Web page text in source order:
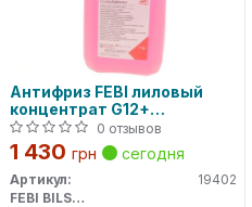
Антифриз FEBI лиловый
концентрат G12+
(Канистра 5л)0 отзывов
1 430 грн сегодня
Артикул:
19402
FEBI BILSTEIN